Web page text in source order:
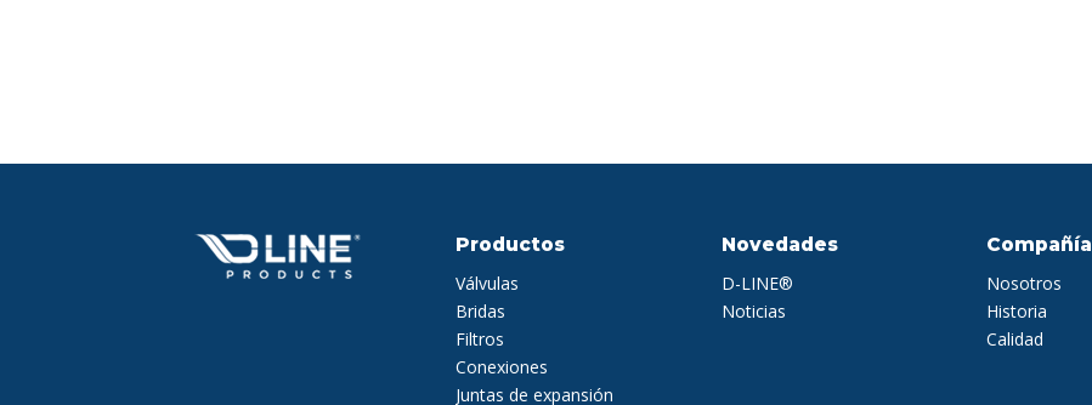
Productos
Válvulas
Bridas
Filtros
Conexiones
Juntas de expansión
Novedades
D-LINE®
Noticias
Compañía
Nosotros
Historia
Calidad